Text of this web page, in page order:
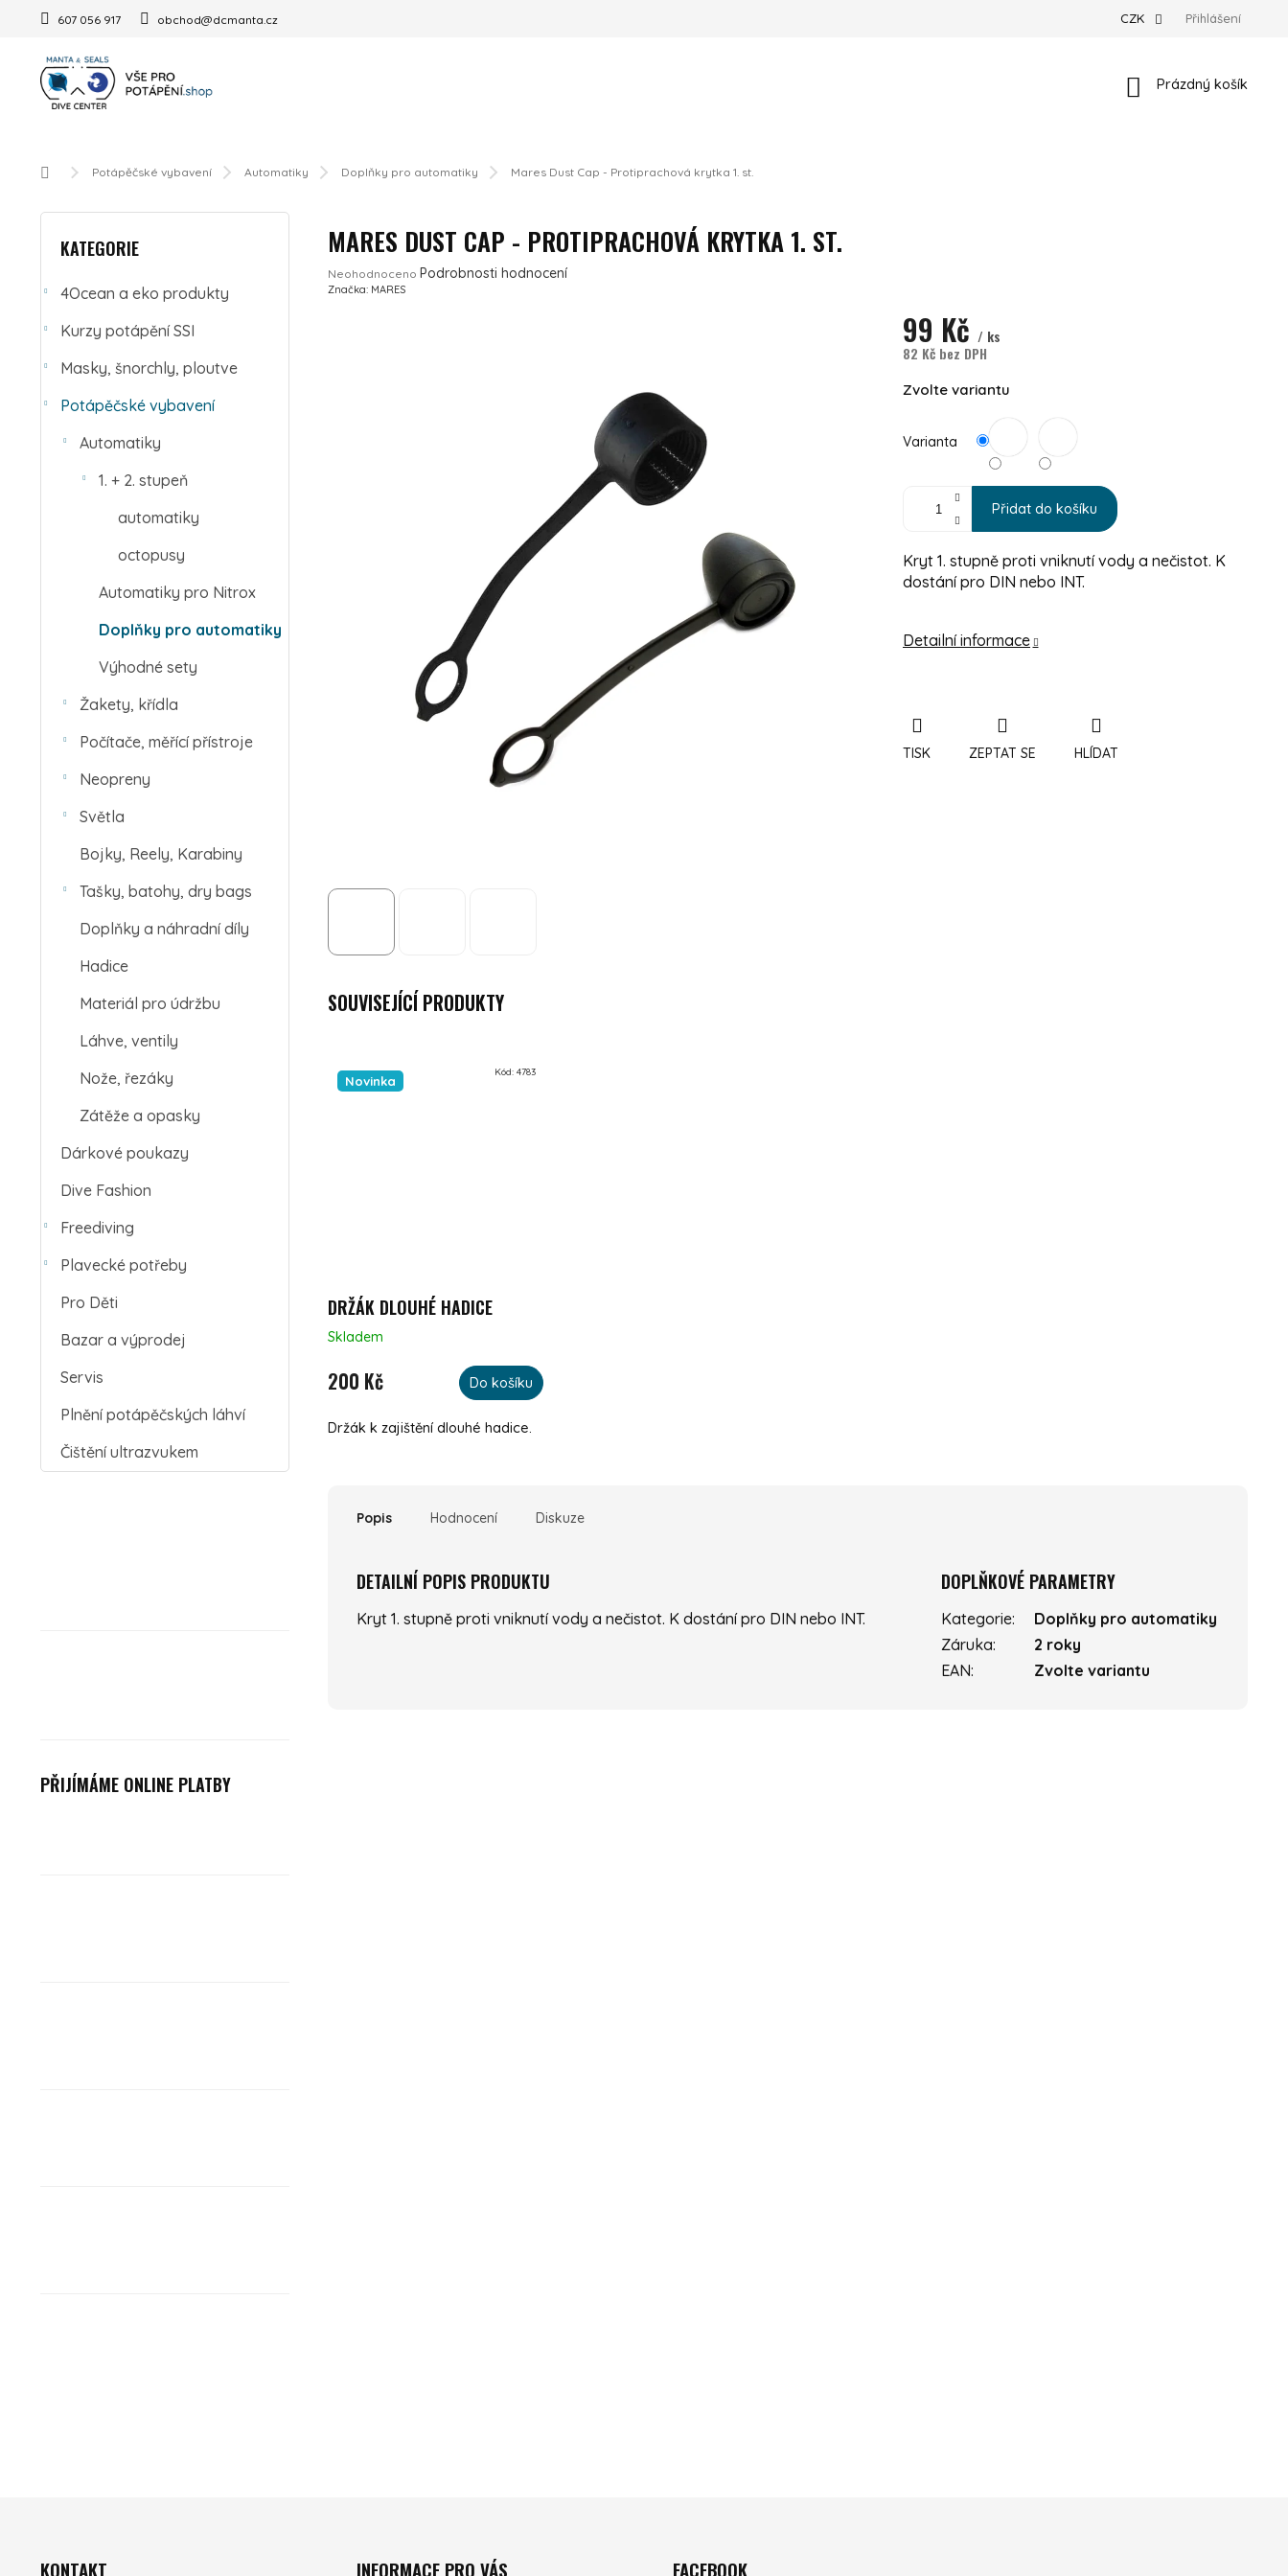
607 056 917 obchod@dcmanta.cz CZK Přihlášení
Nákupní košík
Prázdný košík
Domů Potápěčské vybavení Automatiky Doplňky pro automatiky Mares Dust Cap - Protiprachová krytka 1. st.
POSTRANNÍ PANEL
KATEGORIE
4Ocean a eko produkty
Kurzy potápění SSI
Masky, šnorchly, ploutve
Potápěčské vybavení
Automatiky
1. + 2. stupeň
automatiky
octopusy
Automatiky pro Nitrox
Doplňky pro automatiky
Výhodné sety
Žakety, křídla
Počítače, měřící přístroje
Neopreny
Světla
Bojky, Reely, Karabiny
Tašky, batohy, dry bags
Doplňky a náhradní díly
Hadice
Materiál pro údržbu
Láhve, ventily
Nože, řezáky
Zátěže a opasky
Dárkové poukazy
Dive Fashion
Freediving
Plavecké potřeby
Pro Děti
Bazar a výprodej
Servis
Plnění potápěčských láhví
Čištění ultrazvukem
PŘIJÍMÁME ONLINE PLATBY
MARES DUST CAP - PROTIPRACHOVÁ KRYTKA 1. ST.
Průměrné hodnocení produktu je 0,0 z 5 hvězdiček.
Neohodnoceno Podrobnosti hodnocení
Značka: MARES
99 Kč / ks
82 Kč bez DPH
Měrná cena:
Zvolte variantu
Varianta
Přidat do košíku
Kryt 1. stupně proti vniknutí vody a nečistot. K
dostání pro DIN nebo INT.
Detailní informace
TISK ZEPTAT SE HLÍDAT
SOUVISEJÍCÍ PRODUKTY
Novinka
DRŽÁK DLOUHÉ HADICE
Skladem
200 Kč Do košíku
Držák k zajištění dlouhé hadice.
Kód: 4783
Popis Hodnocení Diskuze
DETAILNÍ POPIS PRODUKTU
Kryt 1. stupně proti vniknutí vody a nečistot. K dostání pro DIN nebo INT.
DOPLŇKOVÉ PARAMETRY
Kategorie:
Doplňky pro automatiky
Záruka:
2 roky
EAN: Zvolte variantu
KONTAKT INFORMACE PRO VÁS FACEBOOK